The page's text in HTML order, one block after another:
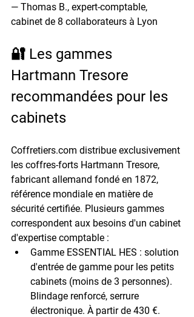
— Thomas B., expert-comptable,
cabinet de 8 collaborateurs à Lyon
🔐 Les gammes
Hartmann Tresore
recommandées pour les
cabinets
Coffretiers.com distribue exclusivement
les coffres-forts Hartmann Tresore,
fabricant allemand fondé en 1872,
référence mondiale en matière de
sécurité certifiée. Plusieurs gammes
correspondent aux besoins d'un cabinet
d'expertise comptable :
Gamme ESSENTIAL HES : solution
d'entrée de gamme pour les petits
cabinets (moins de 3 personnes).
Blindage renforcé, serrure
électronique. À partir de 430 €.